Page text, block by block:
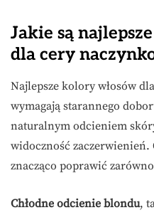
Jakie są
dla cery
Najlepsze kolory włosów
wymagają starannego
naturalnym odcieniem
widoczność
znacząco poprawić
Chłodne odcienie blondu,